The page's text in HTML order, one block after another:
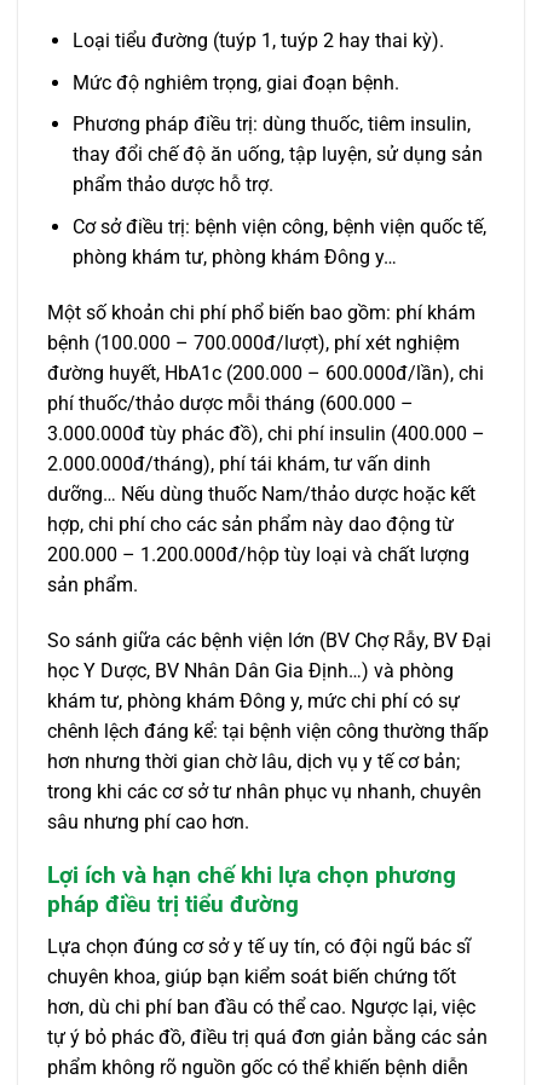
Loại tiểu đường (tuýp 1, tuýp 2 hay thai kỳ).
Mức độ nghiêm trọng, giai đoạn bệnh.
Phương pháp điều trị: dùng thuốc, tiêm insulin,
thay đổi chế độ ăn uống, tập luyện, sử dụng sản
phẩm thảo dược hỗ trợ.
Cơ sở điều trị: bệnh viện công, bệnh viện quốc tế,
phòng khám tư, phòng khám Đông y…
Một số khoản chi phí phổ biến bao gồm: phí khám
bệnh (100.000 – 700.000đ/lượt), phí xét nghiệm
đường huyết, HbA1c (200.000 – 600.000đ/lần), chi
phí thuốc/thảo dược mỗi tháng (600.000 –
3.000.000đ tùy phác đồ), chi phí insulin (400.000 –
2.000.000đ/tháng), phí tái khám, tư vấn dinh
dưỡng… Nếu dùng thuốc Nam/thảo dược hoặc kết
hợp, chi phí cho các sản phẩm này dao động từ
200.000 – 1.200.000đ/hộp tùy loại và chất lượng
sản phẩm.
So sánh giữa các bệnh viện lớn (BV Chợ Rẫy, BV Đại
học Y Dược, BV Nhân Dân Gia Định…) và phòng
khám tư, phòng khám Đông y, mức chi phí có sự
chênh lệch đáng kể: tại bệnh viện công thường thấp
hơn nhưng thời gian chờ lâu, dịch vụ y tế cơ bản;
trong khi các cơ sở tư nhân phục vụ nhanh, chuyên
sâu nhưng phí cao hơn.
Lợi ích và hạn chế khi lựa chọn phương
pháp điều trị tiểu đường
Lựa chọn đúng cơ sở y tế uy tín, có đội ngũ bác sĩ
chuyên khoa, giúp bạn kiểm soát biến chứng tốt
hơn, dù chi phí ban đầu có thể cao. Ngược lại, việc
tự ý bỏ phác đồ, điều trị quá đơn giản bằng các sản
phẩm không rõ nguồn gốc có thể khiến bệnh diễn